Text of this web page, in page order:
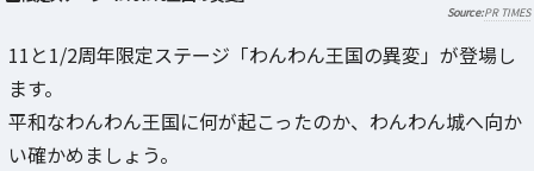
PR TIMES
11と1/2周年限定ステージ「わんわん王国の異変」が登場し
ます。
平和なわんわん王国に何が起こったのか、わんわん城へ向か
い確かめましょう。